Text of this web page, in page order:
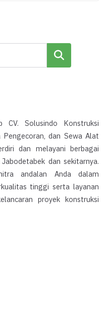
Cari
CV. Solusindo Konstruksi
dan Sewa Alat
dan melayani berbagai
dan sekitarnya.
andalan Anda dalam
tinggi serta layanan
proyek konstruksi